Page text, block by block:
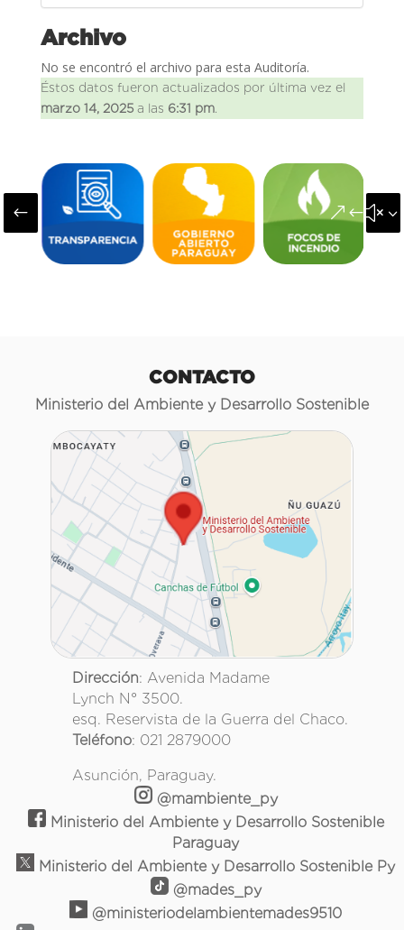
Archivo
No se encontró el archivo para esta Auditoría.
Éstos datos fueron actualizados por última vez el
marzo 14, 2025a las 6:31 pm.
#
CONTACTO
Ministerio del Ambiente y Desarrollo Sostenible
Dirección: Avenida Madame
Lynch N° 3500.
esq. Reservista de la Guerra del Chaco.
Teléfono: 021 2879000
Asunción, Paraguay.
@mambiente_py
Ministerio del Ambiente y Desarrollo Sostenible
Paraguay
Ministerio del Ambiente y Desarrollo Sostenible Py
@mades_py
@ministeriodelambientemades9510